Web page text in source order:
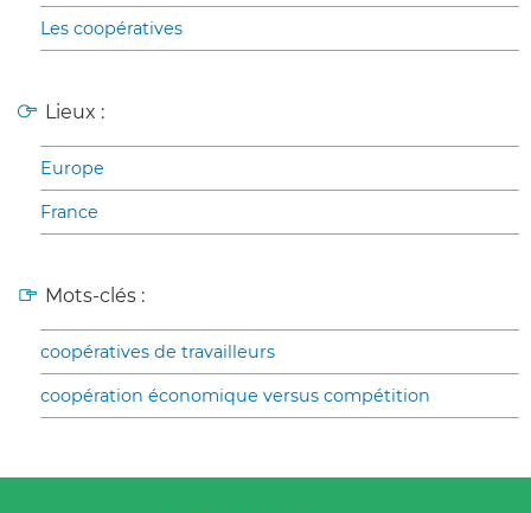
Les coopératives
Lieux :
Europe
France
Mots-clés :
coopératives de travailleurs
coopération économique versus compétition